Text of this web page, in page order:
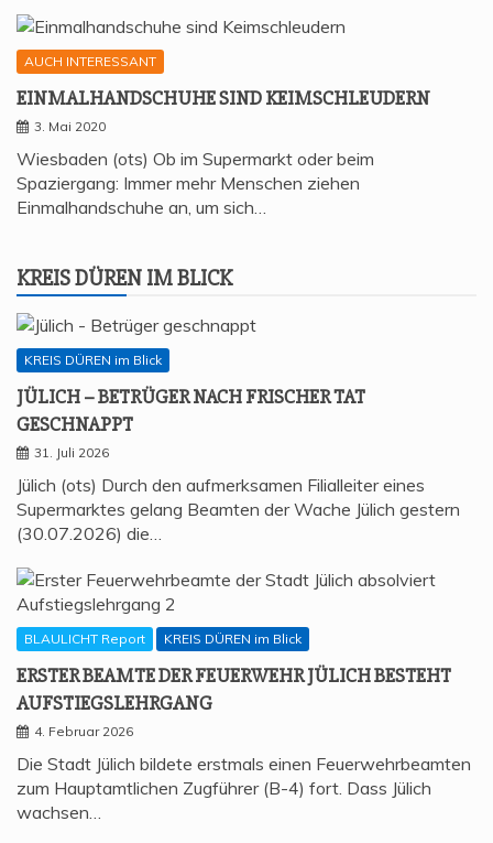
AUCH INTERESSANT
EIN­MAL­HAND­SCHU­HE SIND KEIMSCHLEUDERN
3. Mai 2020
Wiesbaden (ots) Ob im Supermarkt oder beim
Spaziergang: Immer mehr Menschen ziehen
Einmalhandschuhe an, um sich…
KREIS DÜREN IM BLICK
KREIS DÜREN im Blick
JÜLICH – BETRÜ­GER NACH FRI­SCHER TAT
GESCHNAPPT
31. Juli 2026
Jülich (ots) Durch den aufmerksamen Filialleiter eines
Supermarktes gelang Beamten der Wache Jülich gestern
(30.07.2026) die…
BLAULICHT Report KREIS DÜREN im Blick
ERS­TER BEAM­TE DER FEU­ER­WEHR JÜLICH BESTEHT
AUFSTIEGSLEHRGANG
4. Februar 2026
Die Stadt Jülich bildete erstmals einen Feuerwehrbeamten
zum Hauptamtlichen Zugführer (B-4) fort. Dass Jülich
wachsen…